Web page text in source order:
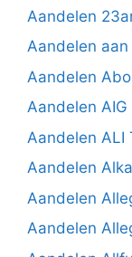
Aandelen
Aandelen
Aandelen
Aandelen
Aandelen ALI
Aandelen
Aandelen
Aandelen